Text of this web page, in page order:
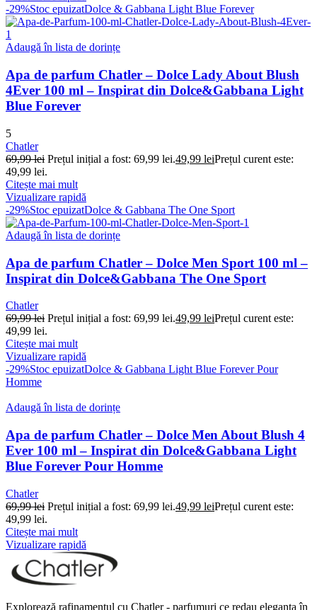
-29%Stoc epuizatDolce & Gabbana Light Blue Forever
Adaugă în lista de dorințe
Apa de parfum Chatler – Dolce Lady About Blush
4Ever 100 ml – Inspirat din Dolce&Gabbana Light
Blue Forever
5
Chatler
69,99lei Prețul inițial a fost: 69,99 lei.49,99 leiPrețul curent este:
49,99 lei.
Citește mai mult
Vizualizare rapidă
-29%Stoc epuizatDolce & Gabbana The One Sport
Adaugă în lista de dorințe
Apa de parfum Chatler – Dolce Men Sport 100 ml –
Inspirat din Dolce&Gabbana The One Sport
Chatler
69,99lei Prețul inițial a fost: 69,99 lei.49,99 leiPrețul curent este:
49,99 lei.
Citește mai mult
Vizualizare rapidă
-29%Stoc epuizatDolce & Gabbana Light Blue Forever Pour
Homme
Adaugă în lista de dorințe
Apa de parfum Chatler – Dolce Men About Blush 4
Ever 100 ml – Inspirat din Dolce&Gabbana Light
Blue Forever Pour Homme
Chatler
69,99lei Prețul inițial a fost: 69,99 lei.49,99 leiPrețul curent este:
49,99 lei.
Citește mai mult
Vizualizare rapidă
Explorează rafinamentul cu Chatler - parfumuri ce redau eleganța în